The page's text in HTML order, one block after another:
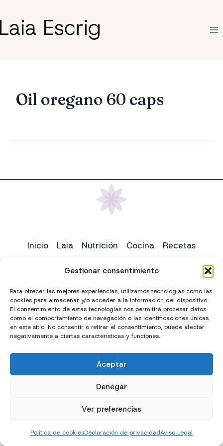
Gestionar consentimiento
Para ofrecer las mejores experiencias, utilizamos tecnologías como las
cookies para almacenar y/o acceder a la información del dispositivo.
El consentimiento de estas tecnologías nos permitirá procesar datos
como el comportamiento de navegación o las identificaciones únicas
en este sitio. No consentir o retirar el consentimiento, puede afectar
negativamente a ciertas características y funciones.
Aceptar
Denegar
Ver preferencias
Política de cookiesDeclaración de privacidadAviso Legal
al
contenido
Oil oregano 60 caps
Inicio Laia Nutrición Cocina Recetas
Yoga Contacto
Política de privacidad
Política de cookies (UE)
Aviso Legal